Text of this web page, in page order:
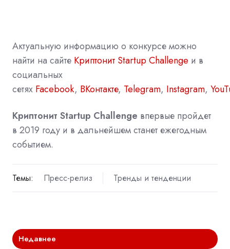
Актуальную информацию о конкурсе можно
найти на сайте Криптонит Startup Challenge и в
социальных
сетях Facebook, ВКонтакте, Telegram, Instagram,
Криптонит Startup Challenge впервые пройдет
в 2019 году и в дальнейшем станет ежегодным
событием.
Темы: Пресс-релиз Тренды и тенденции
Недавнее